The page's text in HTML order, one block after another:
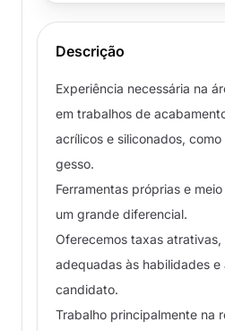
Descrição
Experiência necessária na
em trabalhos de
acrílicos e siliconados,
gesso.
Ferramentas próprias e
um grande diferencial.
Oferecemos taxas
adequadas às habilidades
candidato.
Trabalho principalmente na